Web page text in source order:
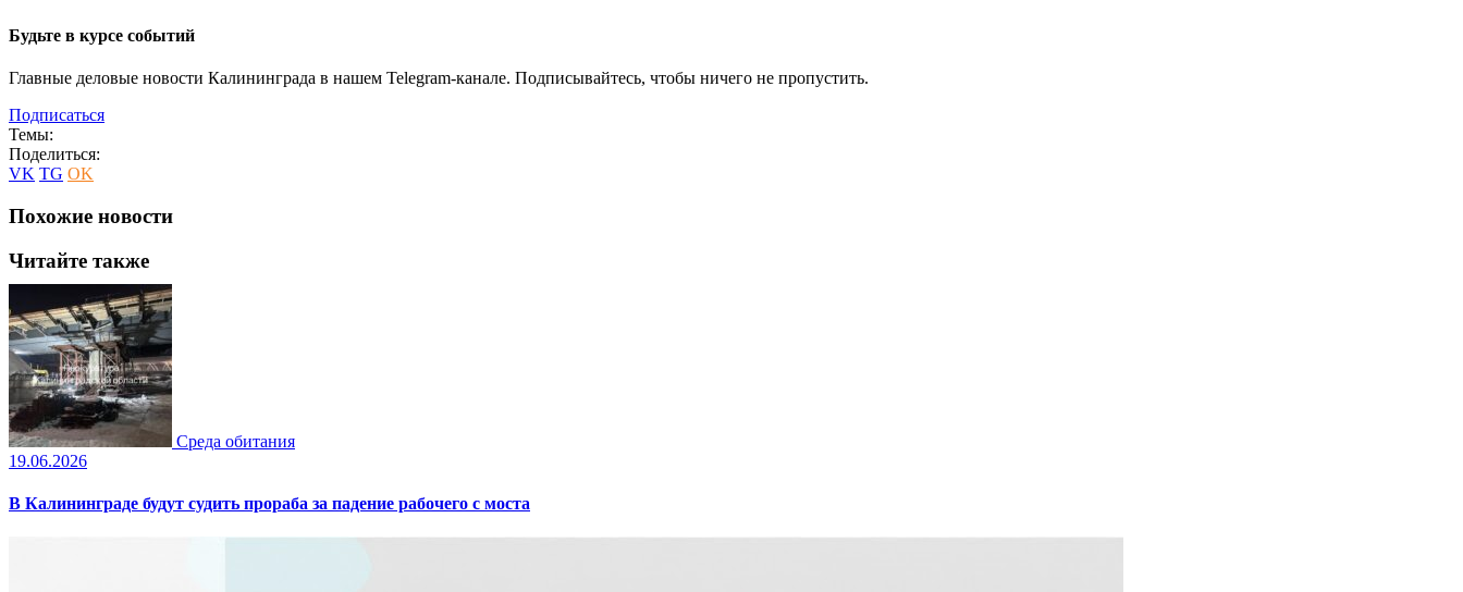
Будьте в курсе событий
Главные деловые новости Калининграда в нашем Telegram-канале. Подписывайтесь, чтобы ничего не пропустить.
Подписаться
Темы:
Поделиться:
VK TG OK
Похожие новости
Читайте также
Среда обитания
19.06.2026
В Калининграде будут судить прораба за падение рабочего с моста